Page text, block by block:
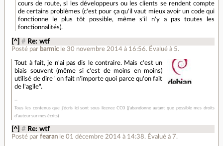
cours de route, si les développeurs ou les clients se rendent compte
de certains problèmes (c'est pour ça qu'il vaut mieux avoir un code qui
fonctionne le plus tôt possible, même s'il n'y a pas toutes les
fonctionnalités).
[^] # Re: wtf
Posté par barmic le 30 novembre 2014 à 16:56. Évalué à 5.
Tout à fait, je n'ai pas dis le contraire. Mais c'est un
biais souvent (même si c'est de moins en moins)
utilisé de dire "on fait n'importe quoi parce qu'on fait
de l'agile".
Tous les contenus que j'écris ici sont sous licence CC0 (j'abandonne autant que possible mes droits
d'auteur sur mes écrits)
[^] # Re: wtf
Posté parfearan le 01 décembre 2014 à 14:38. Évalué à 7.